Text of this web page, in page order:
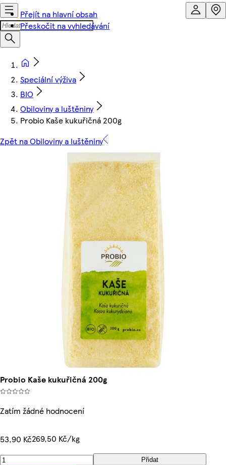
Přejít na hlavní obsah
Přeskočit na vyhledávání
Speciální výživa
BIO
Obiloviny a luštěniny
Probio Kaše kukuřičná 200g
Zpět na Obiloviny a luštěniny
Probio Kaše kukuřičná 200g
Zatím žádné hodnocení
53,90 Kč269,50 Kč/kg
Přidat